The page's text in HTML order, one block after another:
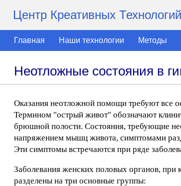
Центр Креативных Технологий
Главная Наши технологии Методы
Неотложные состояния в
Оказания неотложной помощи требуют все
Термином "острый живот" обозначают
брюшной полости. Состояния, требующие
напряжением мышц живота, симптомами
Эти симптомы встречаются при ряде
Заболевания женских половых органов, при
разделены на три основные группы: